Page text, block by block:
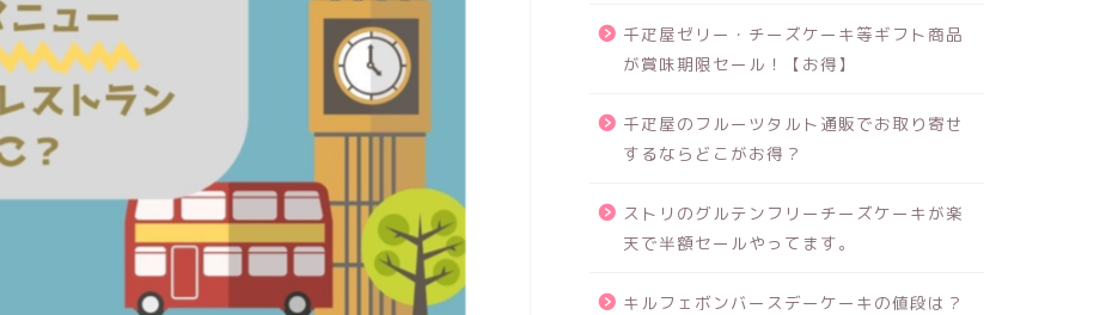
千疋屋ゼリー・チーズケーキ等ギフト商品
が賞味期限セール！【お得】
千疋屋のフルーツタルト通販でお取り寄せ
するならどこがお得？
ストリのグルテンフリーチーズケーキが楽
天で半額セールやってます。
キルフェボンバースデーケーキの値段は？